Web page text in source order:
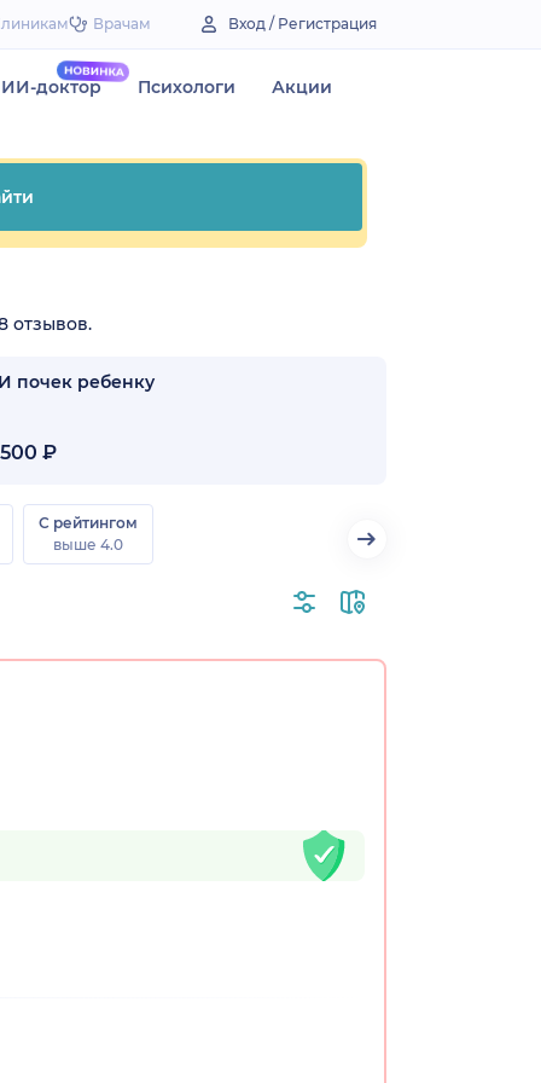
Врачам Вход / Регистрация
ИИ-доктор Психологи Акции
отзывов.
почек ребенку
₽
С рейтингом
выше 4.0